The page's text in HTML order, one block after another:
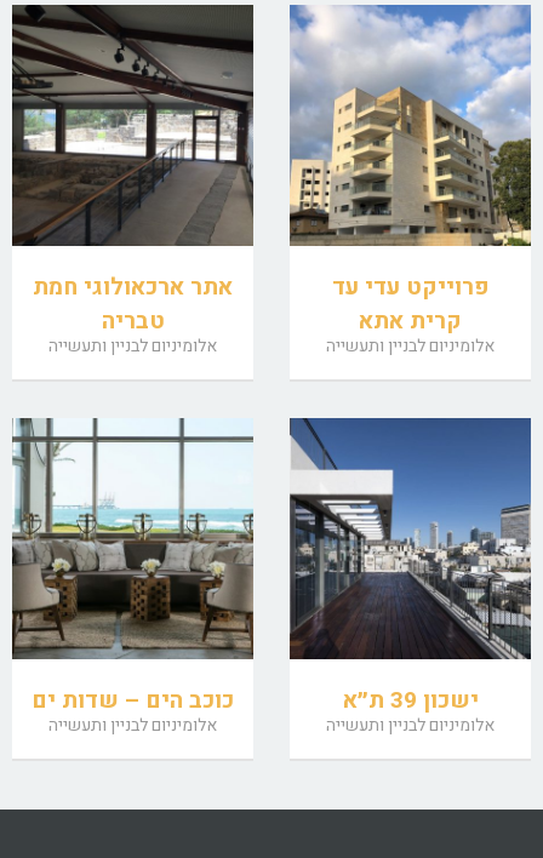
פרוייקט עדי עד
קרית אתא
אלומיניום לבניין ותעשייה
אתר ארכאולוגי חמת
טבריה
אלומיניום לבניין ותעשייה
ישכון 39 ת״א
אלומיניום לבניין ותעשייה
כוכב הים – שדות ים
אלומיניום לבניין ותעשייה